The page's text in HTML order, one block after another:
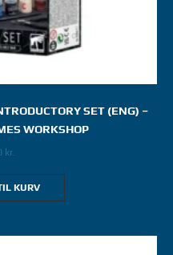
SET (ENG) –
WORKSHOP
kr.
KURV